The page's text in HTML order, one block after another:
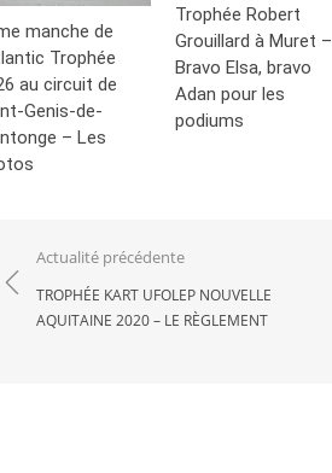
manche de
Trophée
au circuit de
Genis-de-
– Les
Trophée Robert
Grouillard à Muret –
Bravo Elsa, bravo
Adan pour les
podiums
Navigation
de
l’article
Actualité précédente
TROPHÉE KART UFOLEP NOUVELLE
AQUITAINE 2020 – LE RÈGLEMENT